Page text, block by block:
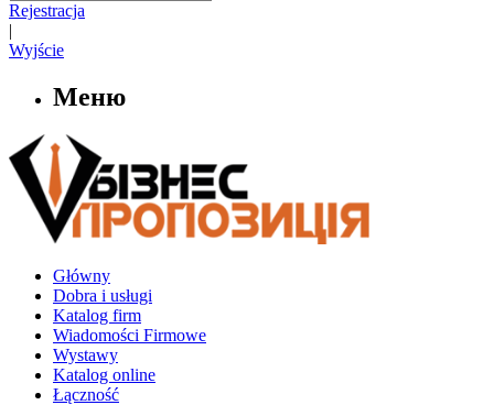
Rejestracja
|
Wyjście
Меню
Główny
Dobra i usługi
Katalog firm
Wiadomości Firmowe
Wystawy
Katalog online
Łączność